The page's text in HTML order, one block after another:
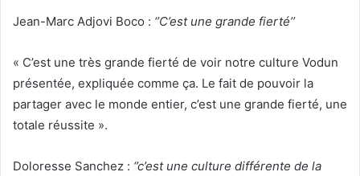
Jean-Marc Adjovi Boco : ‘’C’est une grande fierté’’
« C’est une très grande fierté de voir notre culture Vodun
présentée, expliquée comme ça. Le fait de pouvoir la
partager avec le monde entier, c’est une grande fierté, une
totale réussite ».
Doloresse Sanchez : ‘’c’est une culture différente de la